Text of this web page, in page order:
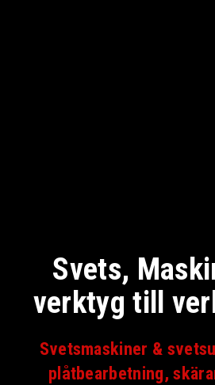
Svets,
verktyg till
Svetsmaskiner &
plåtbearbetning,